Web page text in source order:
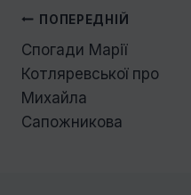
Навігація
записів
ПОПЕРЕДНІЙ
Спогади Марії
Котляревської про
Михайла
Сапожникова